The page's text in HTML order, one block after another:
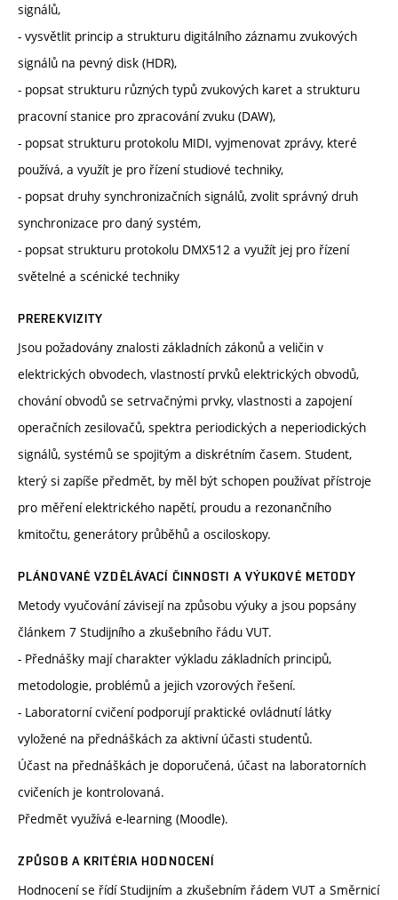
signálů,
- vysvětlit princip a strukturu digitálního záznamu zvukových
signálů na pevný disk (HDR),
- popsat strukturu různých typů zvukových karet a strukturu
pracovní stanice pro zpracování zvuku (DAW),
- popsat strukturu protokolu MIDI, vyjmenovat zprávy, které
používá, a využít je pro řízení studiové techniky,
- popsat druhy synchronizačních signálů, zvolit správný druh
synchronizace pro daný systém,
- popsat strukturu protokolu DMX512 a využít jej pro řízení
světelné a scénické techniky
PREREKVIZITY
Jsou požadovány znalosti základních zákonů a veličin v
elektrických obvodech, vlastností prvků elektrických obvodů,
chování obvodů se setrvačnými prvky, vlastnosti a zapojení
operačních zesilovačů, spektra periodických a neperiodických
signálů, systémů se spojitým a diskrétním časem. Student,
který si zapíše předmět, by měl být schopen používat přístroje
pro měření elektrického napětí, proudu a rezonančního
kmitočtu, generátory průběhů a osciloskopy.
PLÁNOVANÉ VZDĚLÁVACÍ ČINNOSTI A VÝUKOVÉ METODY
Metody vyučování závisejí na způsobu výuky a jsou popsány
článkem 7 Studijního a zkušebního řádu VUT.
- Přednášky mají charakter výkladu základních principů,
metodologie, problémů a jejich vzorových řešení.
- Laboratorní cvičení podporují praktické ovládnutí látky
vyložené na přednáškách za aktivní účasti studentů.
Účast na přednáškách je doporučená, účast na laboratorních
cvičeních je kontrolovaná.
Předmět využívá e-learning (Moodle).
ZPŮSOB A KRITÉRIA HODNOCENÍ
Hodnocení se řídí Studijním a zkušebním řádem VUT a Směrnicí